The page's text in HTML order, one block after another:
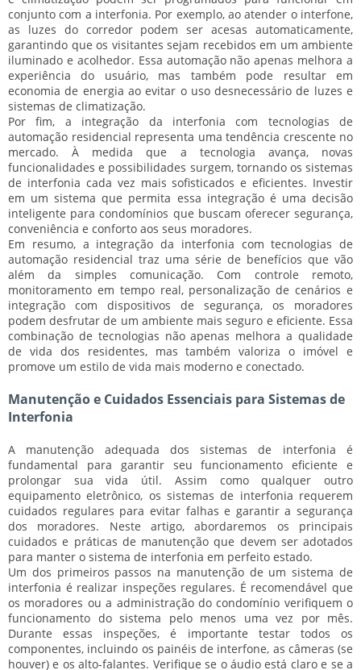
conjunto com a interfonia. Por exemplo, ao atender o interfone,
as luzes do corredor podem ser acesas automaticamente,
garantindo que os visitantes sejam recebidos em um ambiente
iluminado e acolhedor. Essa automação não apenas melhora a
experiência do usuário, mas também pode resultar em
economia de energia ao evitar o uso desnecessário de luzes e
sistemas de climatização.
Por fim, a integração da interfonia com tecnologias de
automação residencial representa uma tendência crescente no
mercado. À medida que a tecnologia avança, novas
funcionalidades e possibilidades surgem, tornando os sistemas
de interfonia cada vez mais sofisticados e eficientes. Investir
em um sistema que permita essa integração é uma decisão
inteligente para condomínios que buscam oferecer segurança,
conveniência e conforto aos seus moradores.
Em resumo, a integração da interfonia com tecnologias de
automação residencial traz uma série de benefícios que vão
além da simples comunicação. Com controle remoto,
monitoramento em tempo real, personalização de cenários e
integração com dispositivos de segurança, os moradores
podem desfrutar de um ambiente mais seguro e eficiente. Essa
combinação de tecnologias não apenas melhora a qualidade
de vida dos residentes, mas também valoriza o imóvel e
promove um estilo de vida mais moderno e conectado.
Manutenção e Cuidados Essenciais para Sistemas de
Interfonia
A manutenção adequada dos sistemas de interfonia é
fundamental para garantir seu funcionamento eficiente e
prolongar sua vida útil. Assim como qualquer outro
equipamento eletrônico, os sistemas de interfonia requerem
cuidados regulares para evitar falhas e garantir a segurança
dos moradores. Neste artigo, abordaremos os principais
cuidados e práticas de manutenção que devem ser adotados
para manter o sistema de interfonia em perfeito estado.
Um dos primeiros passos na manutenção de um sistema de
interfonia é realizar inspeções regulares. É recomendável que
os moradores ou a administração do condomínio verifiquem o
funcionamento do sistema pelo menos uma vez por mês.
Durante essas inspeções, é importante testar todos os
componentes, incluindo os painéis de interfone, as câmeras (se
houver) e os alto-falantes. Verifique se o áudio está claro e se a